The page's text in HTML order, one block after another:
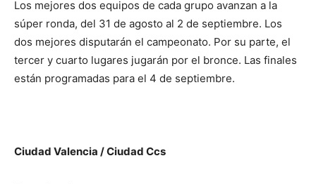
Los mejores dos equipos de cada grupo avanzan a la
súper ronda, del 31 de agosto al 2 de septiembre. Los
dos mejores disputarán el campeonato. Por su parte, el
tercer y cuarto lugares jugarán por el bronce. Las finales
están programadas para el 4 de septiembre.
Ciudad Valencia / Ciudad Ccs